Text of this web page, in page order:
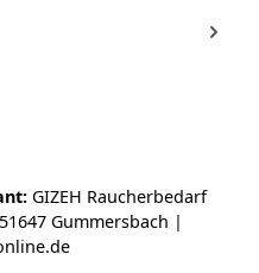
GIZEH Raucherbedarf
Gummersbach |